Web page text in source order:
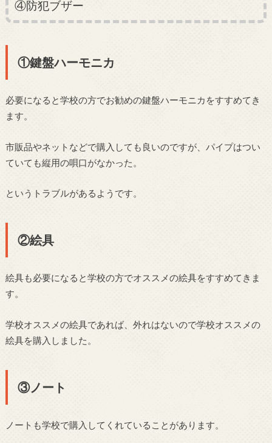
④防犯ブザー
①鍵盤ハーモニカ
必要になると学校の方でお勧めの鍵盤ハーモニカをすすめてき
ます。
市販品やネットなどで購入しても良いのですが、パイプはつい
ていても縦用の唄口がなかった。
というトラブルがあるようです。
②絵具
絵具も必要になると学校の方でオススメの絵具をすすめてきま
す。
学校オススメの絵具であれば、外れはないので学校オススメの
絵具を購入しました。
③ノート
ノートも学校で購入してくれていることがあります。